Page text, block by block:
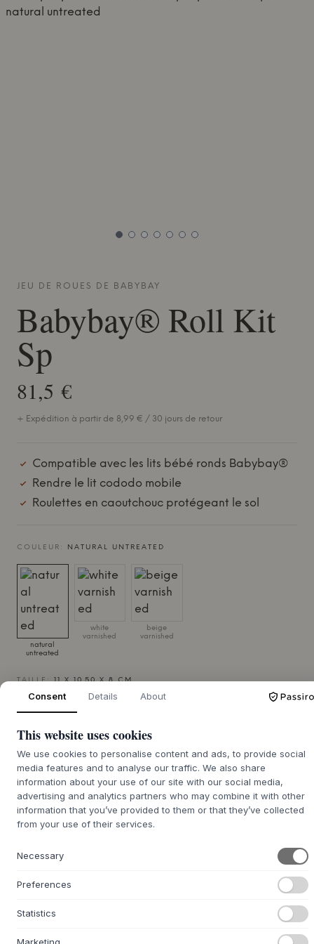
JEU DE ROUES DE BABYBAY
Babybay® Roll Kit
Sp
81,5 €
+ Expédition à partir de 8,99 € / 30 jours de retour
Compatible avec les lits bébé ronds Babybay®
Rendre le lit cododo mobile
Roulettes en caoutchouc protégeant le sol
COULEUR: NATURAL UNTREATED
natural
untreated
white
varnished
beige
varnished
TAILLE:11 X 10.50 X 8 CM
7-14 jours de délai de
livraison
Nous nous chargeons de vous le procurer
est un
ensemble de roulettes robustes, conçues par
, qui
roulettes sont fabriquées en plastique durable avec une
bande de roulement douce en caoutchouc qui protège le
sol. Le cadre autour des roulettes, qui sert également de
Consent Details About
This website uses cookies
We use cookies to personalise content and ads, to provide social
media features and to analyse our traffic. We also share
information about your use of our site with our social media,
advertising and analytics partners who may combine it with other
information that you’ve provided to them or that they’ve collected
from your use of their services.
Necessary
Preferences
Statistics